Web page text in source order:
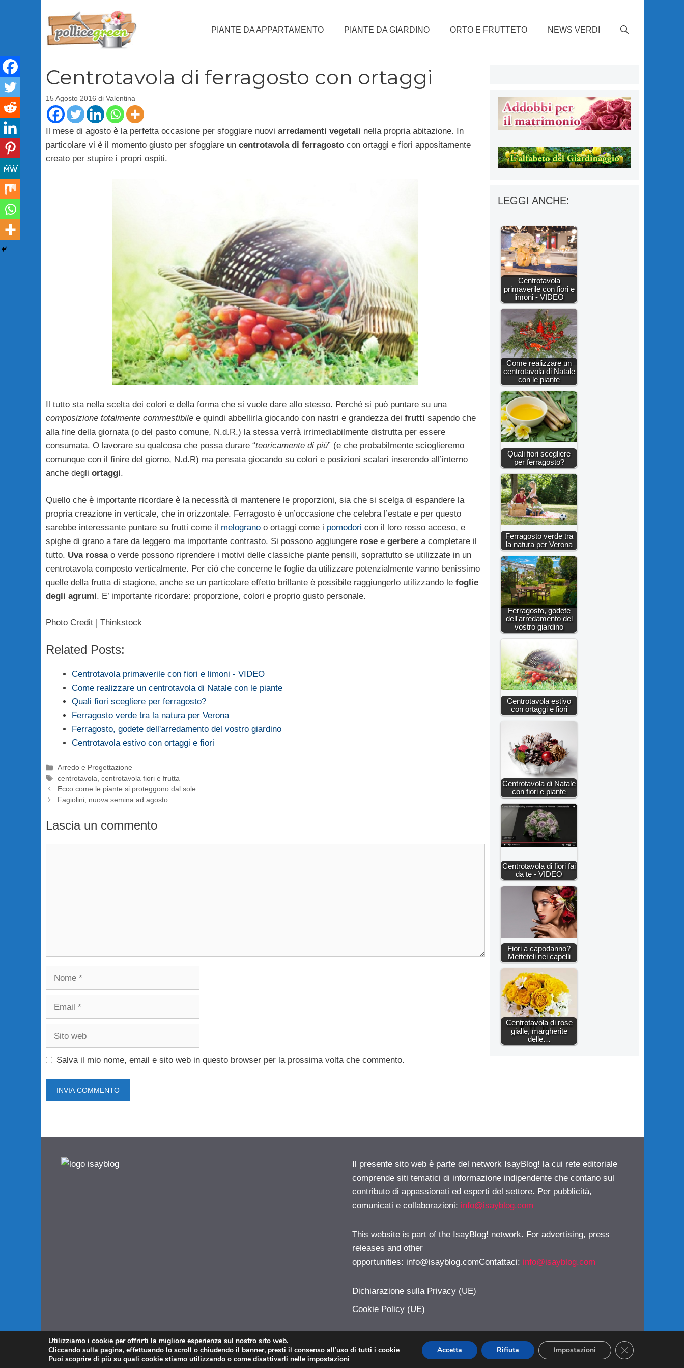
PIANTE DA APPARTAMENTO PIANTE DA GIARDINO ORTO E FRUTTETO NEWS VERDI
Centrotavola di ferragosto con ortaggi
15 Agosto 2016 di Valentina
Il mese di agosto è la perfetta occasione per sfoggiare nuovi arredamenti vegetali nella propria abitazione. In
particolare vi è il momento giusto per sfoggiare un centrotavola di ferragostocon ortaggi e fiori appositamente
creato per stupire i propri ospiti.
Il tutto sta nella scelta dei colori e della forma che si vuole dare allo stesso. Perché si può puntare su una
composizione totalmente commestibilee quindi abbellirla giocando con nastri e grandezza dei frutti sapendo che
alla fine della giornata (o del pasto comune, N.d.R.) la stessa verrà irrimediabilmente distrutta per essere
consumata. O lavorare su qualcosa che possa durare “teoricamente di più” (e che probabilmente scioglieremo
comunque con il finire del giorno, N.d.R) ma pensata giocando su colori e posizioni scalari inserendo all’interno
anche degli ortaggi.
Quello che è importante ricordare è la necessità di mantenere le proporzioni, sia che si scelga di espandere la
propria creazione in verticale, che in orizzontale. Ferragosto è un’occasione che celebra l’estate e per questo
sarebbe interessante puntare su frutti come il melogranoo ortaggi come i pomodori con il loro rosso acceso, e
spighe di grano a fare da leggero ma importante contrasto. Si possono aggiungere rosee gerberea completare il
tutto. Uva rossao verde possono riprendere i motivi delle classiche piante pensili, soprattutto se utilizzate in un
centrotavola composto verticalmente. Per ciò che concerne le foglie da utilizzare potenzialmente vanno benissimo
quelle della frutta di stagione, anche se un particolare effetto brillante è possibile raggiungerlo utilizzando lefoglie
degli agrumi. E’ importante ricordare: proporzione, colori e proprio gusto personale.
Photo Credit | Thinkstock
Related Posts:
Centrotavola primaverile con fiori e limoni - VIDEO
Come realizzare un centrotavola di Natale con le piante
Quali fiori scegliere per ferragosto?
Ferragosto verde tra la natura per Verona
Ferragosto, godete dell'arredamento del vostro giardino
Centrotavola estivo con ortaggi e fiori
Categorie
Arredo e Progettazione
Tag
centrotavola, centrotavola fiori e frutta
Ecco come le piante si proteggono dal sole
Fagiolini, nuova semina ad agosto
Lascia un commento
Nome
Email
Sito
Salva il mio nome, email e sito web in questo browser per la prossima volta che commento.
LEGGI ANCHE:
Centrotavola
primaverile con fiori e
limoni - VIDEO
Come realizzare un
centrotavola di Natale
con le piante
Quali fiori scegliere
per ferragosto?
Ferragosto verde tra
la natura per Verona
Ferragosto, godete
dell'arredamento del
vostro giardino
Centrotavola estivo
con ortaggi e fiori
Centrotavola di Natale
con fiori e piante
Centrotavola di fiori fai
da te - VIDEO
Fiori a capodanno?
Metteteli nei capelli
Centrotavola di rose
gialle, margherite
delle…
Il presente sito web è parte del network IsayBlog! la cui rete editoriale
comprende siti tematici di informazione indipendente che contano sul
contributo di appassionati ed esperti del settore. Per pubblicità,
comunicati e collaborazioni: info@isayblog.com
This website is part of the IsayBlog! network. For advertising, press
releases and other
opportunities: info@isayblog.comContattaci: info@isayblog.com
Dichiarazione sulla Privacy (UE)
Cookie Policy (UE)
Pollicegreen.com © 2026. All right reserverd.
Utilizziamo i cookie per offrirti la migliore esperienza sul nostro sito web.
Cliccando sulla pagina, effettuando lo scroll o chiudendo il banner, presti il consenso all’uso di tutti i cookie
Puoi scoprire di più su quali cookie stiamo utilizzando o come disattivarli nelle impostazioni
Accetta Rifiuta Impostazioni CLOSE GDPR